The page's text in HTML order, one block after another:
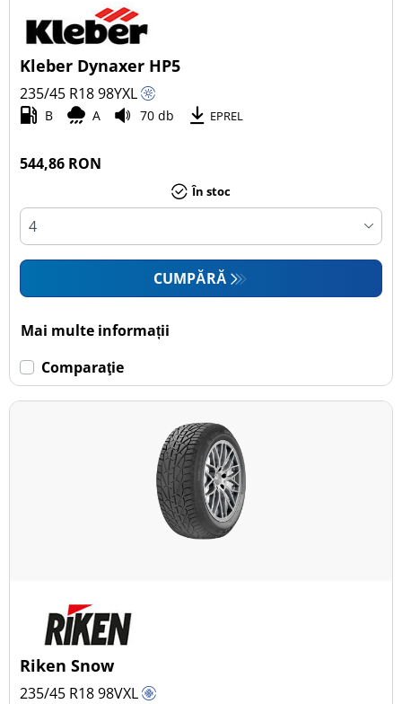
Kleber Dynaxer HP5
235/45 R1898YXL
B A 70 db EPREL
544,86 RON
În stoc
CUMPĂRĂ
Mai multe informații
Comparaţie
Riken Snow
235/45 R1898VXL